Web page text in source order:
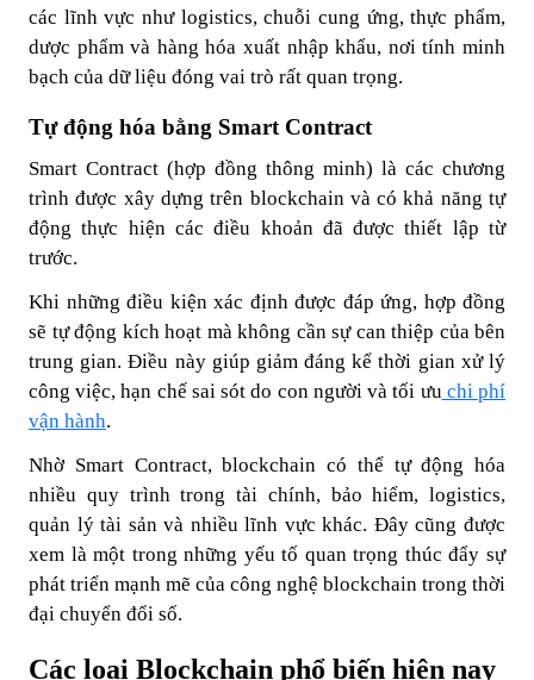
các lĩnh vực như logistics, chuỗi cung ứng, thực phẩm,
dược phẩm và hàng hóa xuất nhập khẩu, nơi tính minh
bạch của dữ liệu đóng vai trò rất quan trọng.
Tự động hóa bằng Smart Contract
Smart Contract (hợp đồng thông minh) là các chương
trình được xây dựng trên blockchain và có khả năng tự
động thực hiện các điều khoản đã được thiết lập từ
trước.
Khi những điều kiện xác định được đáp ứng, hợp đồng
sẽ tự động kích hoạt mà không cần sự can thiệp của bên
trung gian. Điều này giúp giảm đáng kể thời gian xử lý
công việc, hạn chế sai sót do con người và tối ưu chi phí
vận hành.
Nhờ Smart Contract, blockchain có thể tự động hóa
nhiều quy trình trong tài chính, bảo hiểm, logistics,
quản lý tài sản và nhiều lĩnh vực khác. Đây cũng được
xem là một trong những yếu tố quan trọng thúc đẩy sự
phát triển mạnh mẽ của công nghệ blockchain trong thời
đại chuyển đổi số.
Các loại Blockchain phổ biến hiện nay